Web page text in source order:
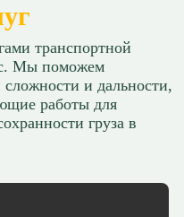
транспортной
Мы поможем
сложности и дальности,
работы для
груза в